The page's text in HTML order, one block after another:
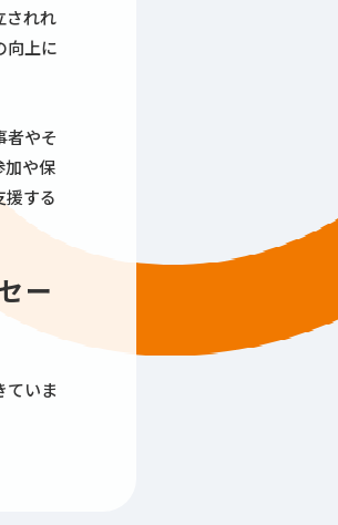
されれ
向上に
者やそ
加や保
する
ー
ていま